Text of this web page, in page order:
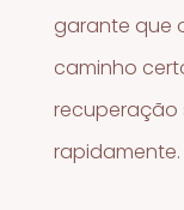
garante que
caminho
recuperação
rapidamente.